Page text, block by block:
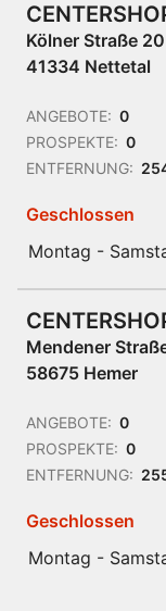
Kölner Straße 20
41334 Nettetal
ANGEBOTE: 0
PROSPEKTE: 0
ENTFERNUNG:
Geschlossen
Montag -
Mendener
58675 Hemer
ANGEBOTE: 0
PROSPEKTE: 0
ENTFERNUNG:
Geschlossen
Montag -